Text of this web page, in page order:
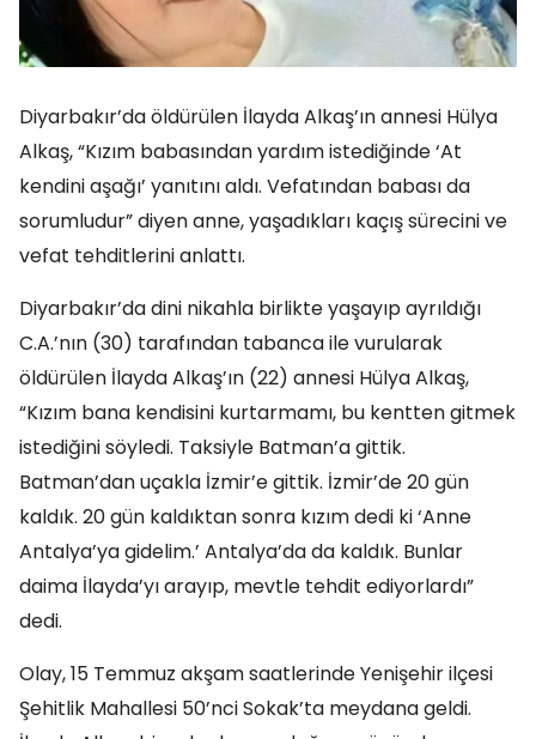
Diyarbakır’da öldürülen İlayda Alkaş’ın annesi Hülya
Alkaş, “Kızım babasından yardım istediğinde ‘At
kendini aşağı’ yanıtını aldı. Vefatından babası da
sorumludur” diyen anne, yaşadıkları kaçış sürecini ve
vefat tehditlerini anlattı.
Diyarbakır’da dini nikahla birlikte yaşayıp ayrıldığı
C.A.’nın (30) tarafından tabanca ile vurularak
öldürülen İlayda Alkaş’ın (22) annesi Hülya Alkaş,
“Kızım bana kendisini kurtarmamı, bu kentten gitmek
istediğini söyledi. Taksiyle Batman’a gittik.
Batman’dan uçakla İzmir’e gittik. İzmir’de 20 gün
kaldık. 20 gün kaldıktan sonra kızım dedi ki ‘Anne
Antalya’ya gidelim.’ Antalya’da da kaldık. Bunlar
daima İlayda’yı arayıp, mevtle tehdit ediyorlardı”
dedi.
Olay, 15 Temmuz akşam saatlerinde Yenişehir ilçesi
Şehitlik Mahallesi 50’nci Sokak’ta meydana geldi.